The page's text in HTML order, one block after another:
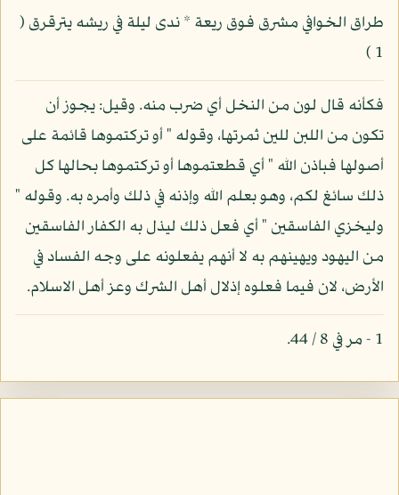
طراق الخوافي مشرق فوق ريعة * ندى ليلة في ريشه يترقرق (
1 )
فكأنه قال لون من النخل أي ضرب منه. وقيل: يجوز أن
تكون من اللبن للين ثمرتها، وقوله " أو تركتموها قائمة على
أصولها فباذن الله " أي قطعتموها أو تركتموها بحالها كل
ذلك سائغ لكم، وهو بعلم الله وإذنه في ذلك وأمره به. وقوله "
وليخزي الفاسقين " أي فعل ذلك ليذل به الكفار الفاسقين
من اليهود ويهينهم به لا أنهم يفعلونه على وجه الفساد في
الأرض، لان فيما فعلوه إذلال أهل الشرك وعز أهل الاسلام.
1 - مر في 8 / 44.